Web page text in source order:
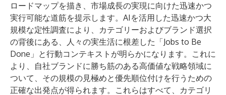
ロードマップを描き、市場成長の実現に向けた迅速かつ
実行可能な道筋を提示します。AIを活用した迅速かつ大
規模な定性調査により、カテゴリーおよびブランド選択
の背後にある、人々の実生活に根差した「Jobs to Be
Done」と行動コンテキストが明らかになります。これに
より、自社ブランドに勝ち筋のある高価値な戦略領域に
ついて、その規模の見極めと優先順位付けを行うための
正確な出発点が得られます。これらはすべて、カテゴリ